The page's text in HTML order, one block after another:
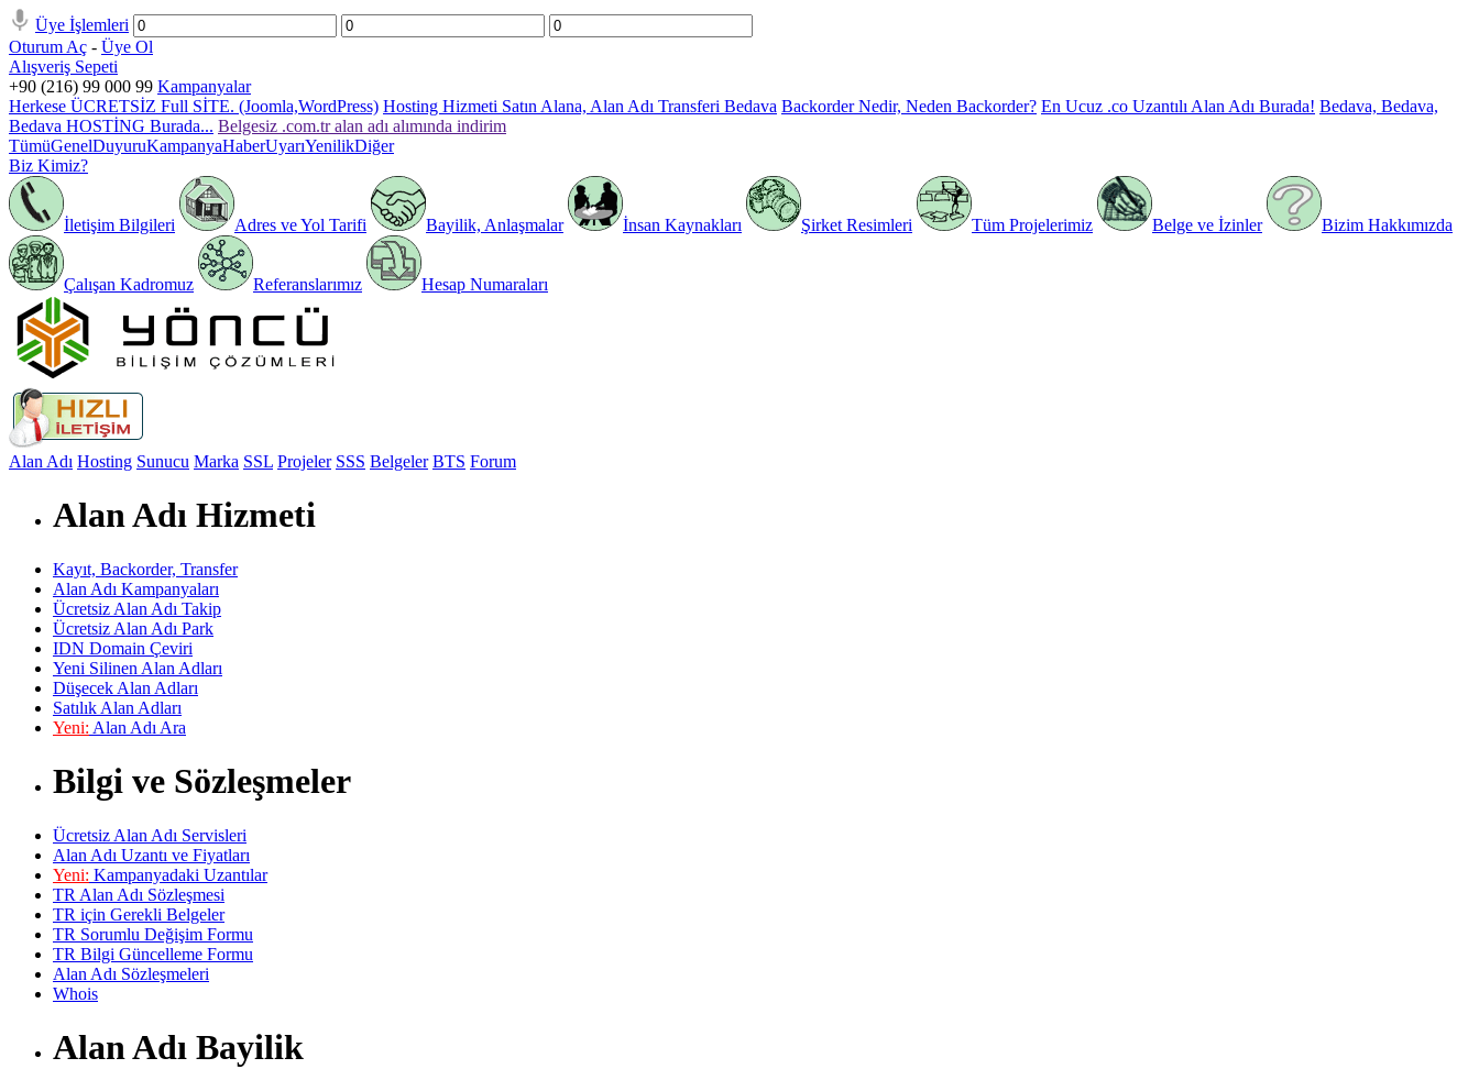
Üye İşlemleri
Oturum Aç - Üye Ol
Alışveriş Sepeti
+90 (216) 99 000 99 Kampanyalar
Herkese ÜCRETSİZ Full SİTE. (Joomla,WordPress) Hosting Hizmeti Satın Alana, Alan Adı Transferi Bedava Backorder Nedir, Neden Backorder? En Ucuz .co Uzantılı Alan Adı Burada! Bedava, Bedava,
Bedava HOSTİNG Burada... Belgesiz .com.tr alan adı alımında indirim
TümüGenelDuyuruKampanyaHaberUyarıYenilikDiğer
Biz Kimiz?
İletişim Bilgileri Adres ve Yol Tarifi Bayilik, Anlaşmalar İnsan Kaynakları Şirket Resimleri Tüm Projelerimiz Belge ve İzinler Bizim Hakkımızda
Çalışan Kadromuz Referanslarımız Hesap Numaraları
Alan Adı Hosting Sunucu Marka SSL Projeler SSS Belgeler BTS Forum
Alan Adı Hizmeti
Kayıt, Backorder, Transfer
Alan Adı Kampanyaları
Ücretsiz Alan Adı Takip
Ücretsiz Alan Adı Park
IDN Domain Çeviri
Yeni Silinen Alan Adları
Düşecek Alan Adları
Satılık Alan Adları
Yeni: Alan Adı Ara
Bilgi ve Sözleşmeler
Ücretsiz Alan Adı Servisleri
Alan Adı Uzantı ve Fiyatları
Yeni: Kampanyadaki Uzantılar
TR Alan Adı Sözleşmesi
TR için Gerekli Belgeler
TR Sorumlu Değişim Formu
TR Bilgi Güncelleme Formu
Alan Adı Sözleşmeleri
Whois
Alan Adı Bayilik